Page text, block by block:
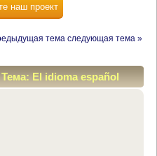
наш проект
тема следующая тема »
Тема: El idioma español